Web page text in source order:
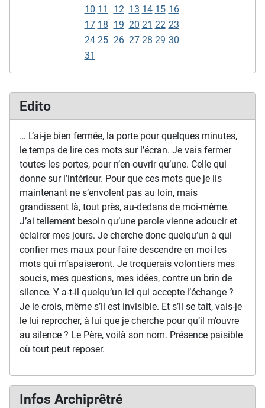
Edito
… L’ai-je bien fermée, la porte pour quelques minutes,
le temps de lire ces mots sur l’écran. Je vais fermer
toutes les portes, pour n’en ouvrir qu’une. Celle qui
donne sur l’intérieur. Pour que ces mots que je lis
maintenant ne s’envolent pas au loin, mais
grandissent là, tout près, au-dedans de moi-même.
J’ai tellement besoin qu’une parole vienne adoucir et
éclairer mes jours. Je cherche donc quelqu’un à qui
confier mes maux pour faire descendre en moi les
mots qui m’apaiseront. Je troquerais volontiers mes
soucis, mes questions, mes idées, contre un brin de
silence. Y a-t-il quelqu’un ici qui accepte l’échange ?
Je le crois, même s’il est invisible. Et s’il se tait, vais-je
le lui reprocher, à lui que je cherche pour qu’il m’ouvre
au silence ? Le Père, voilà son nom. Présence paisible
où tout peut reposer.
Infos Archiprêtré
10 11 12 13 14 15 16
17 18 19 20 21 22 23
24 25 26 27 28 29 30
31